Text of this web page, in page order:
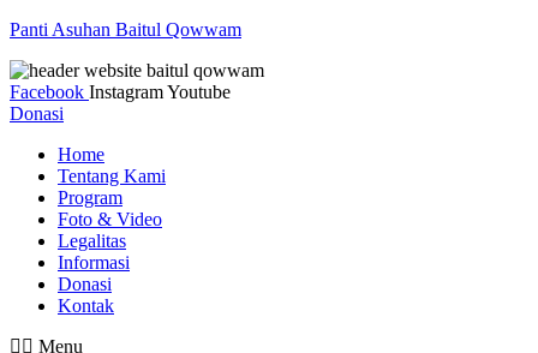
Panti Asuhan Baitul Qowwam
Facebook InstagramYoutube
Donasi
Home
Tentang Kami
Program
Foto & Video
Legalitas
Informasi
Donasi
Kontak
Menu